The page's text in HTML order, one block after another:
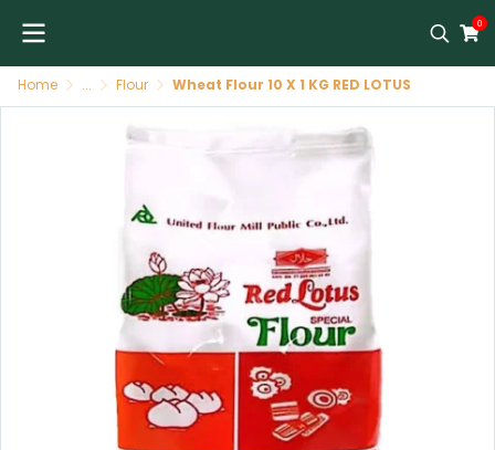
0
Home ... Flour Wheat Flour 10 X 1 KG RED LOTUS